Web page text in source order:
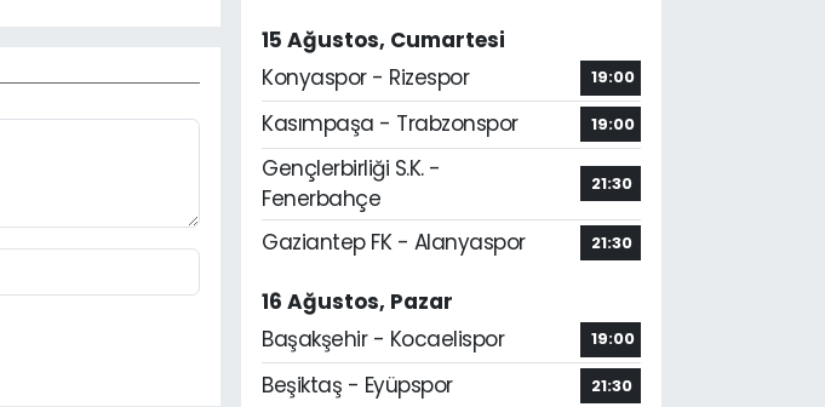
15 Ağustos, Cumartesi
Konyaspor - Rizespor
19:00
Kasımpaşa - Trabzonspor 19:00
Gençlerbirliği S.K. -
Fenerbahçe
21:30
Gaziantep FK - Alanyaspor 21:30
16 Ağustos, Pazar
Başakşehir - Kocaelispor
19:00
Beşiktaş - Eyüpspor 21:30